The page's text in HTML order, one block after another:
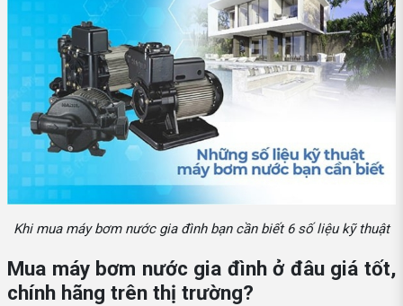
Khi mua máy bơm nước gia đình bạn cần biết 6 số liệu kỹ thuật
Mua máy bơm nước gia đình ở đâu giá tốt,
chính hãng trên thị trường?